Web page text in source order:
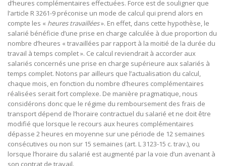
d’heures complémentaires effectuées. Force est de souligner que
l’article R 3261-9 préconise un mode de calcul qui prend alors en
compte les « heures travaillées». En effet, dans cette hypothèse, le
salarié bénéficie d’une prise en charge calculée à due proportion du
nombre d’heures « travaillées par rapport à la moitié de la durée du
travail à temps complet ». Ce calcul reviendrait à accorder aux
salariés concernés une prise en charge supérieure aux salariés à
temps complet. Notons par ailleurs que l’actualisation du calcul,
chaque mois, en fonction du nombre d’heures complémentaires
réalisées serait fort complexe. De manière pragmatique, nous
considérons donc que le régime du remboursement des frais de
transport dépend de l’horaire contractuel du salarié et ne doit être
modifié que lorsque le recours aux heures complémentaires
dépasse 2 heures en moyenne sur une période de 12 semaines
consécutives ou non sur 15 semaines (art. L 3123-15 c. trav.), ou
lorsque l’horaire du salarié est augmenté par la voie d’un avenant à